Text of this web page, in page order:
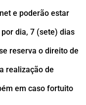
e poderão estar
dia, 7 (sete) dias
reserva o direito de
realização de
em caso fortuito